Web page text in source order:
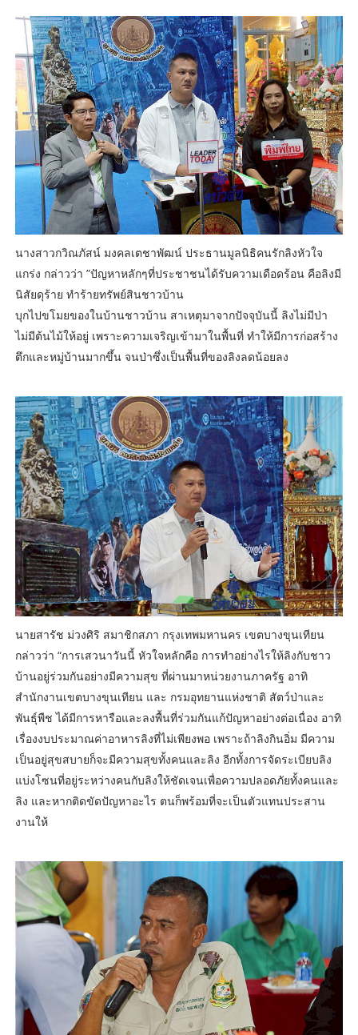
นางสาวกวิณภัสน์ มงคลเตชาพัฒน์ ประธานมูลนิธิคนรักลิงหัวใจ
แกร่ง กล่าวว่า ”ปัญหาหลักๆที่ประชาชนได้รับความเดือดร้อน คือลิงมี
นิสัยดุร้าย ทำร้ายทรัพย์สินชาวบ้าน
บุกไปขโมยของในบ้านชาวบ้าน สาเหตุมาจากปัจจุบันนี้ ลิงไม่มีป่า
ไม่มีต้นไม้ให้อยู่ เพราะความเจริญเข้ามาในพื้นที่ ทำให้มีการก่อสร้าง
ตึกและหมู่บ้านมากขึ้น จนป่าซึ่งเป็นพื้นที่ของลิงลดน้อยลง
นายสารัช ม่วงศิริ สมาชิกสภา กรุงเทพมหานคร เขตบางขุนเทียน
กล่าวว่า “การเสวนาวันนี้ หัวใจหลักคือ การทำอย่างไรให้ลิงกับชาว
บ้านอยู่ร่วมกันอย่างมีความสุข ที่ผ่านมาหน่วยงานภาครัฐ อาทิ
สำนักงานเขตบางขุนเทียน และ กรมอุทยานแห่งชาติ สัตว์ป่าและ
พันธุ์พืช ได้มีการหารือและลงพื้นที่ร่วมกันแก้ปัญหาอย่างต่อเนื่อง อาทิ
เรื่องงบประมาณค่าอาหารลิงที่ไม่เพียงพอ เพราะถ้าลิงกินอิ่ม มีความ
เป็นอยู่สุขสบายก็จะมีความสุขทั้งคนและลิง อีกทั้งการจัดระเบียบลิง
แบ่งโซนที่อยู่ระหว่างคนกับลิงให้ชัดเจนเพื่อความปลอดภัยทั้งคนและ
ลิง และหากติดขัดปัญหาอะไร ตนก็พร้อมที่จะเป็นตัวแทนประสาน
งานให้